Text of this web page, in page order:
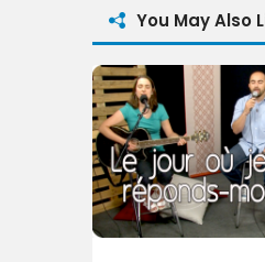
You May Also